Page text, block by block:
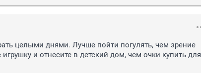
целыми днями. Лучше пойти погулять, чем зрение
и отнесите в детский дом, чем очки купить для